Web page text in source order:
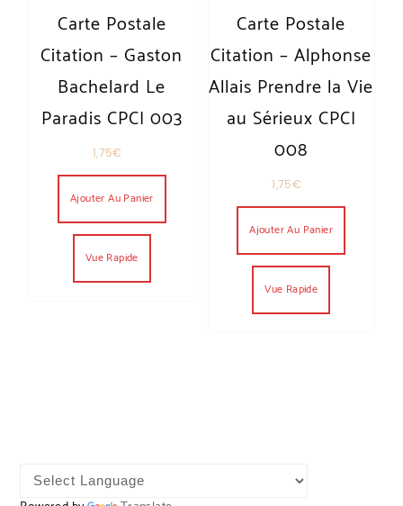
Carte Postale
Citation – Gaston
Bachelard Le
Paradis CPCI 003
1,75€
Ajouter Au Panier
Vue Rapide
Carte Postale
Citation – Alphonse
Allais Prendre la Vie
au Sérieux CPCI
008
1,75€
Ajouter Au Panier
Vue Rapide